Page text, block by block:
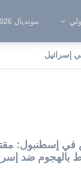
مونديال 2026
إسرائيل
في إسطنبول:
ضد